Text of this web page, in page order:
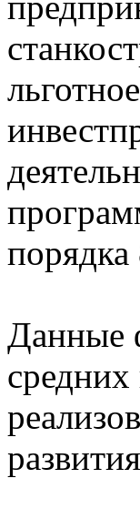
Данные